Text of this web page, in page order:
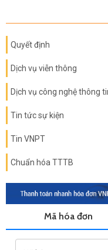
Quyết định
Dịch vụ viễn thông
Dịch vụ công nghệ thông
Tin tức sự kiện
Tin VNPT
Chuẩn hóa TTTB